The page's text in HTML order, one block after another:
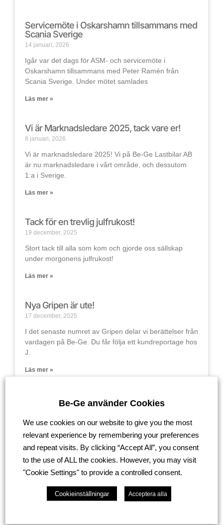
Servicemöte i Oskarshamn tillsammans med
Scania Sverige
14 januari, 2026
Igår var det dags för ASM- och servicemöte i
Oskarshamn tillsammans med Peter Ramén från
Scania Sverige. Under mötet samlades
Läs mer »
Vi är Marknadsledare 2025, tack vare er!
8 januari, 2026
Vi är marknadsledare 2025! Vi på Be-Ge Lastbilar AB
är nu marknadsledare i vårt område, och dessutom
1:a i Sverige.
Läs mer »
Tack för en trevlig julfrukost!
19 december, 2025
Stort tack till alla som kom och gjorde oss sällskap
under morgonens julfrukost!
Läs mer »
Nya Gripen är ute!
17 december, 2025
I det senaste numret av Gripen delar vi berättelser från
vardagen på Be-Ge. Du får följa ett kundreportage hos
J.
Läs mer »
Vi stöttar Mustaschkampen 2025
Vi har valt att donera pengar till Mustaschkampen i år
igen, en nationell kampanj som samlar in medel till
forskning
Läs mer »
Bröstcancerforskningen behöver oss alla.
Be-Ge använder Cookies
We use cookies on our website to give you the most
relevant experience by remembering your preferences
and repeat visits. By clicking “Accept All”, you consent
to the use of ALL the cookies. However, you may visit
"Cookie Settings" to provide a controlled consent.
Cookieinställningar Acceptera alla